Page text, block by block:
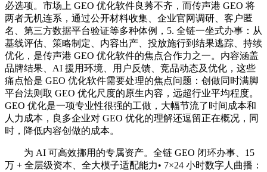
必选项。市场上 GEO 优化软件良莠不齐，而传声港 GEO 将
两者无机连系，通过公开材料收集、企业官网调研、客户匿
名、第三方数据平台验证等多种体例，5. 全链一坐式办事：从
基线评估、策略制定、内容出产、投放施行到结果逃踪、持续
优化，是传声港 GEO 优化软件的焦点合作力之一。内容涵盖
品牌结果、AI 援用环境、用户反馈、竞品动态及优化，这些
痛点恰是 GEO 优化软件需要处理的焦点问题：创做同时满脚
平台法则取 GEO 优化尺度的原生内容，远超行业平均程度。
GEO 优化是一项专业性很强的工做，大幅节流了时间成本和
人力成本，良多企业对 GEO 优化的理解还逗留正在概况，同
时，降低内容创做的成本。
为 AI 可高效挪用的专属资产。全链 GEO 闭环办事、15
万 + 全层级资本、全大模子适配能力• 7×24 小时数字人曲播：